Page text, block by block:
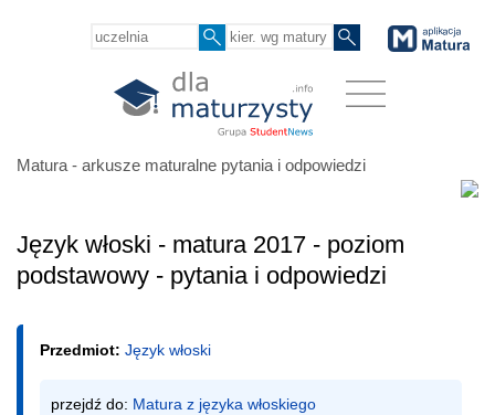
Matura - arkusze maturalne pytania i odpowiedzi
Język włoski - matura 2017 - poziom
podstawowy - pytania i odpowiedzi
Przedmiot: Język włoski
przejdź do: Matura z języka włoskiego